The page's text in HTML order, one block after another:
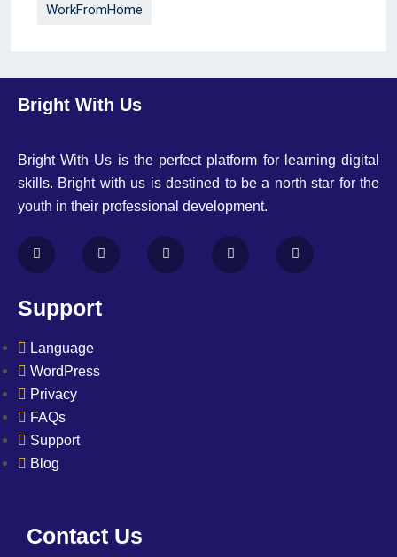
WorkFromHome
Bright With Us
Bright With Us is the perfect platform for learning digital
skills. Bright with us is destined to be a north star for the
youth in their professional development.
Support
Language
WordPress
Privacy
FAQs
Support
Blog
Contact Us